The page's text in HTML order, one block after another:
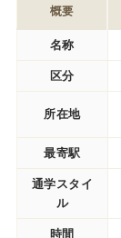
概要
名称
区分
所在地
最寄駅
通学スタイ
ル
時間